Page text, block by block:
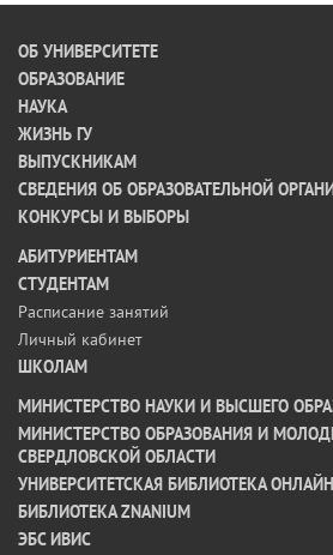
ОБ УНИВЕРСИТЕТЕ
ОБРАЗОВАНИЕ
НАУКА
ЖИЗНЬ ГУ
ВЫПУСКНИКАМ
СВЕДЕНИЯ ОБ ОБРАЗОВАТЕЛЬНОЙ
КОНКУРСЫ И ВЫБОРЫ
АБИТУРИЕНТАМ
СТУДЕНТАМ
Расписание занятий
Личный кабинет
ШКОЛАМ
МИНИСТЕРСТВО НАУКИ И ВЫСШЕГО
МИНИСТЕРСТВО ОБРАЗОВАНИЯ И
СВЕРДЛОВСКОЙ ОБЛАСТИ
УНИВЕРСИТЕТСКАЯ БИБЛИОТЕКА ОНЛАЙН
БИБЛИОТЕКА ZNANIUM
ЭБС ИВИС